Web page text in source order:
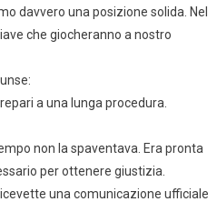
davvero una posizione solida. Nel
che giocheranno a nostro
a una lunga procedura.
non la spaventava. Era pronta
per ottenere giustizia.
una comunicazione ufficiale